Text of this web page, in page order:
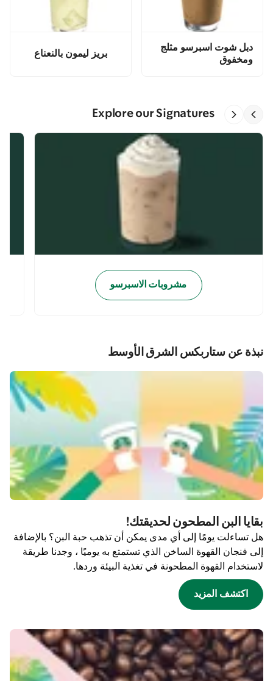
دبل شوت اسبرسو مثلج
ومخفوق
بريز ليمون بالنعناع
Explore our Signatures
مشروبات الاسبرسو
نبذة عن ستاربكس الشرق الأوسط
بقايا البن المطحون لحديقتك!
هل تساءلت يومًا إلى أي مدى يمكن أن تذهب حبة البن؟ بالإضافة
إلى فنجان القهوة الساخن الذي تستمتع به يوميًا ، وجدنا طريقة
لاستخدام القهوة المطحونة في تغذية البيئة وردها.
اكتشف المزيد